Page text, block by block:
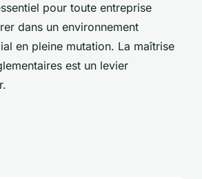
pour toute entreprise
dans un environnement
en pleine mutation. La maîtrise
est un levier